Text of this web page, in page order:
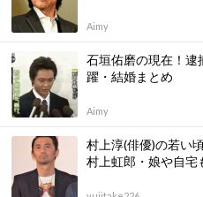
Aimy
石垣佑磨の現在！逮
躍・結婚まとめ
Aimy
村上淳(俳優)の若い
村上虹郎・娘や自宅